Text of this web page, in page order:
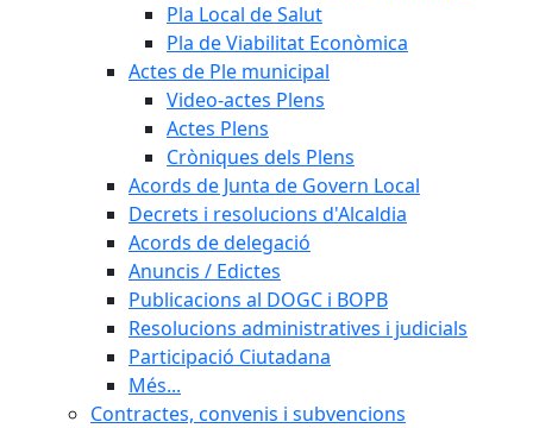
Pla Local de Salut
Pla de Viabilitat Econòmica
Actes de Ple municipal
Video-actes Plens
Actes Plens
Cròniques dels Plens
Acords de Junta de Govern Local
Decrets i resolucions d'Alcaldia
Acords de delegació
Anuncis / Edictes
Publicacions al DOGC i BOPB
Resolucions administratives i judicials
Participació Ciutadana
Més...
Contractes, convenis i subvencions